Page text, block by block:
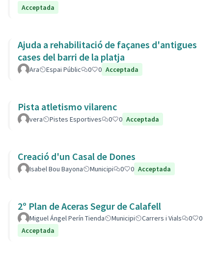
Acceptada
Ajuda a rehabilitació de façanes d'antigues
cases del barri de la platja
Ara Espai Públic 0 0 Acceptada
Pista atletismo vilarenc
vera Pistes Esportives 0 0 Acceptada
Creació d'un Casal de Dones
Isabel Bou Bayona Municipi 0 0 Acceptada
2º Plan de Aceras Segur de Calafell
Miguel Ángel Perín Tienda Municipi Carrers i Vials 0
0
Acceptada